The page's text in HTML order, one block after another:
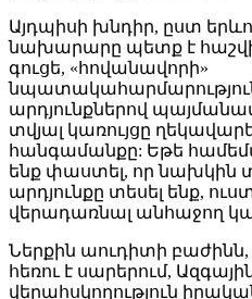
Այդպիսի խնդիր, ըստ
նախարարը պետք է հաշվի
գուցե, «հովանավորի»
արդյունքներով
տվյալ կառույցը
հանգամանքը: Եթե
ենք փաստել, որ նախկին
արդյունքը տեսել ենք,
վերադառնալ անհաջող
Ներքին աուդիտի
հեռու է սարերում,
վերահսկողություն